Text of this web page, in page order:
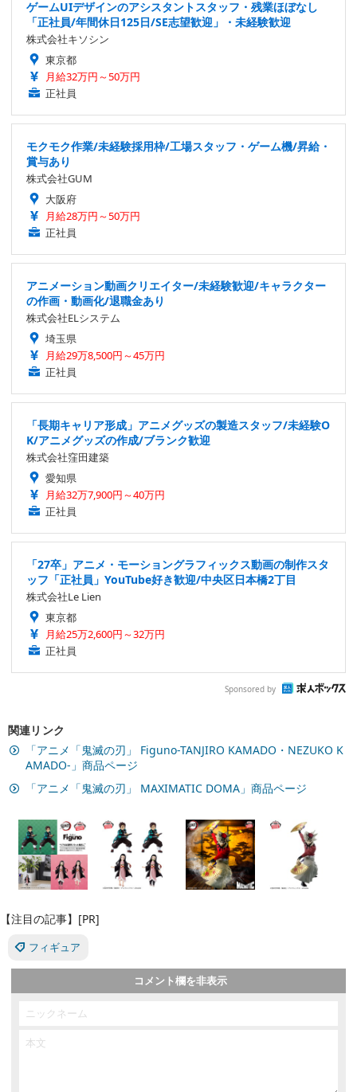
ゲームUIデザインのアシスタントスタッフ・残業ほぼなし
「正社員/年間休日125日/SE志望歓迎」・未経験歓迎
株式会社キソシン
東京都
月給32万円～50万円
正社員
モクモク作業/未経験採用枠/工場スタッフ・ゲーム機/昇給・
賞与あり
株式会社GUM
大阪府
月給28万円～50万円
正社員
アニメーション動画クリエイター/未経験歓迎/キャラクター
の作画・動画化/退職金あり
株式会社ELシステム
埼玉県
月給29万8,500円～45万円
正社員
「長期キャリア形成」アニメグッズの製造スタッフ/未経験O
K/アニメグッズの作成/ブランク歓迎
株式会社窪田建築
愛知県
月給32万7,900円～40万円
正社員
「27卒」アニメ・モーショングラフィックス動画の制作スタ
ッフ「正社員」YouTube好き歓迎/中央区日本橋2丁目
株式会社Le Lien
東京都
月給25万2,600円～32万円
正社員
Sponsored by
関連リンク
「アニメ「鬼滅の刃」 Figuno-TANJIRO KAMADO・NEZUKO K
AMADO-」商品ページ
「アニメ「鬼滅の刃」 MAXIMATIC DOMA」商品ページ
【注目の記事】[PR]
フィギュア
コメント欄を非表示